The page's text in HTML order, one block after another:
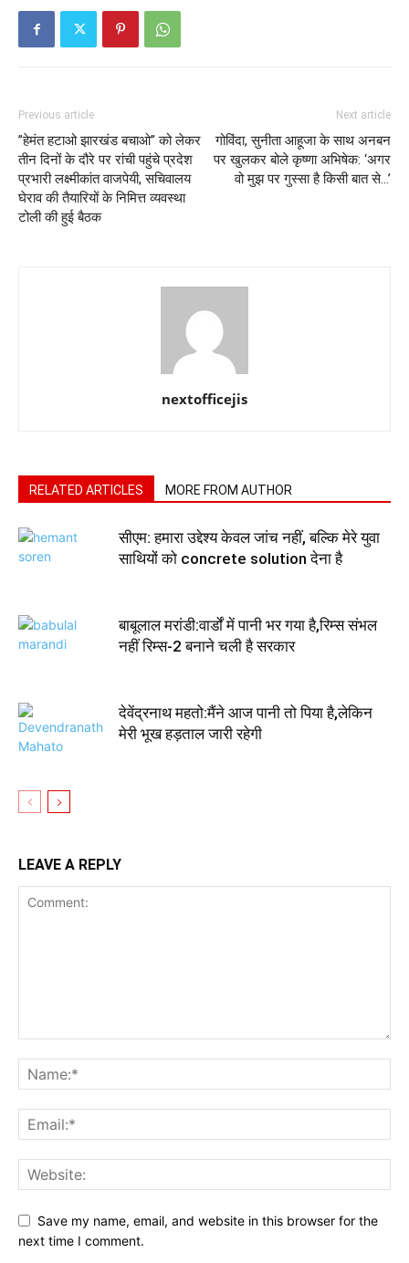
Previous article
”हेमंत हटाओ झारखंड बचाओ” को लेकर
तीन दिनों के दौरे पर रांची पहुंचे प्रदेश
प्रभारी लक्ष्मीकांत वाजपेयी, सचिवालय
घेराव की तैयारियों के निमित्त व्यवस्था
टोली की हुई बैठक
Next article
गोविंदा, सुनीता आहूजा के साथ अनबन
पर खुलकर बोले कृष्णा अभिषेक: ‘अगर
वो मुझ पर गुस्सा है किसी बात से…’
nextofficejis
RELATED ARTICLES MORE FROM AUTHOR
सीएम: हमारा उद्देश्य केवल जांच नहीं, बल्कि मेरे युवा
साथियों को concrete solution देना है
बाबूलाल मरांडी:वार्डों में पानी भर गया है,रिम्स संभल
नहीं रिम्स-2 बनाने चली है सरकार
देवेंद्रनाथ महतो:मैंने आज पानी तो पिया है,लेकिन
मेरी भूख हड़ताल जारी रहेगी
LEAVE A REPLY
Save my name, email, and website in this browser for the
next time I comment.